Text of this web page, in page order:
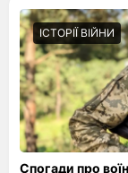
ІСТОРІЇ ВІЙНИ
Спогади про